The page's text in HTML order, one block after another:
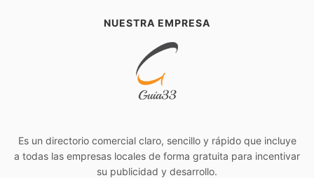
NUESTRA EMPRESA
Es un directorio comercial claro, sencillo y rápido que incluye
a todas las empresas locales de forma gratuita para incentivar
su publicidad y desarrollo.